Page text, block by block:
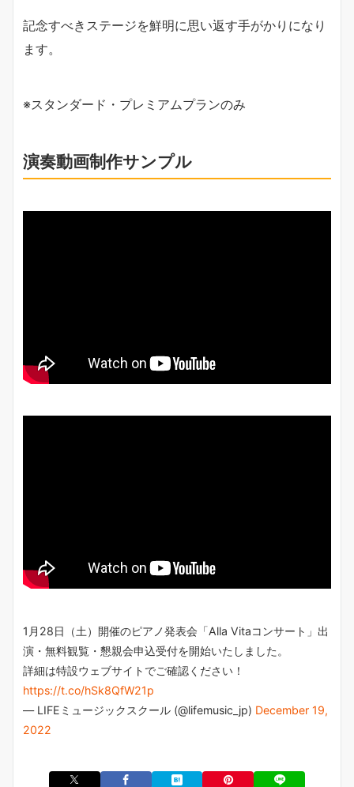
記念すべきステージを鮮明に思い返す手がかりになり
ます。
※スタンダード・プレミアムプランのみ
演奏動画制作サンプル
1月28日（土）開催のピアノ発表会「Alla Vitaコンサート」出
演・無料観覧・懇親会申込受付を開始いたしました。
詳細は特設ウェブサイトでご確認ください！
https://t.co/hSk8QfW21p
— LIFEミュージックスクール (@lifemusic_jp) December 19,
2022